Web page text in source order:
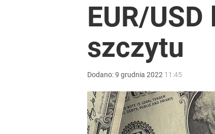
„Nie chodzi o zemstę”. Mocny apel w sprawie
EUR/
szczytu
Dodano:9 grudnia 2022 11:45